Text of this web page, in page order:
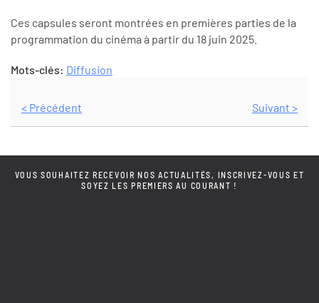
Ces capsules seront montrées en premières parties de la
programmation du cinéma à partir du 18 juin 2025.
Mots-clés: Diffusion
< Précédent Suivant >
VOUS SOUHAITEZ RECEVOIR NOS ACTUALITÉS, INSCRIVEZ-VOUS ET
SOYEZ LES PREMIERS AU COURANT !